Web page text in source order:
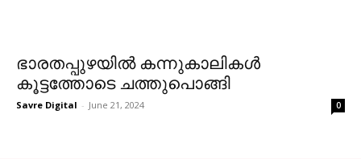
ഭാരതപ്പുഴയില്‍ കന്നുകാലികള്‍
കൂട്ടത്തോടെ ചത്തുപൊങ്ങി
Savre Digital - June 21, 2024 0